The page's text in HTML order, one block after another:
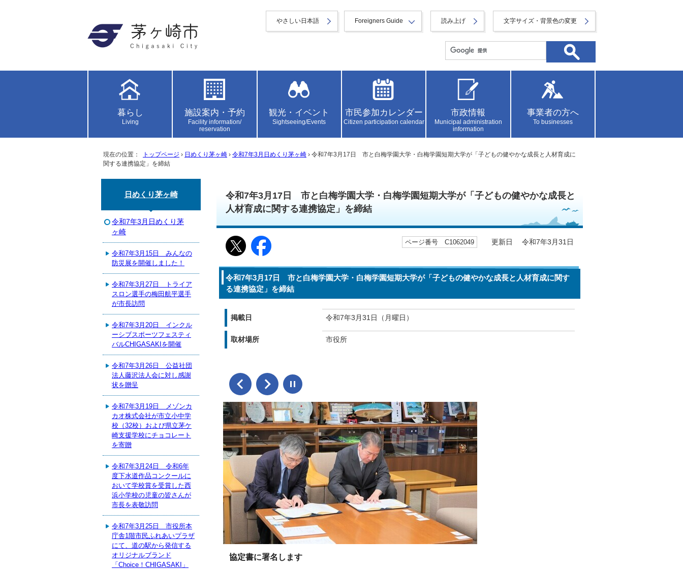
やさしい日本語 Foreigners Guide 読み上げ 文字サイズ・背景色の変更
暮らし
Living
施設案内・予約
Facility information/
reservation
観光・イベント
Sightseeing/Events
市民参加カレンダー
Citizen participation calendar
市政情報
Municipal administration
information
事業者の方へ
To businesses
現在の位置： トップページ › 日めくり茅ヶ崎 › 令和7年3月日めくり茅ヶ崎 › 令和7年3月17日 市と白梅学園大学・白梅学園短期大学が「子どもの健やかな成長と人材育成に
関する連携協定」を締結
令和7年3月17日 市と白梅学園大学・白梅学園短期大学が「子どもの健やかな成長と
人材育成に関する連携協定」を締結
ページ番号 C1062049 更新日 令和7年3月31日
令和7年3月17日 市と白梅学園大学・白梅学園短期大学が「子どもの健やかな成長と人材育成に関す
る連携協定」を締結
掲載日 令和7年3月31日（月曜日）
取材場所 市役所
協定書に署名します
日めくり茅ヶ崎
令和7年3月日めくり茅
ヶ崎
令和7年3月15日 みんなの
防災展を開催しました！
令和7年3月27日 トライア
スロン選手の梅田航平選手
が市長訪問
令和7年3月20日 インクル
ーシブスポーツフェスティ
バルCHIGASAKIを開催
令和7年3月26日 公益社団
法人藤沢法人会に対し感謝
状を贈呈
令和7年3月19日 メゾンカ
カオ株式会社が市立小中学
校（32校）および県立茅ケ
崎支援学校にチョコレート
を寄贈
令和7年3月24日 令和6年
度下水道作品コンクールに
おいて学校賞を受賞した西
浜小学校の児童の皆さんが
市長を表敬訪問
令和7年3月25日 市役所本
庁舎1階市民ふれあいプラザ
にて、道の駅から発信する
オリジナルブランド
「Choice！CHIGASAKI」